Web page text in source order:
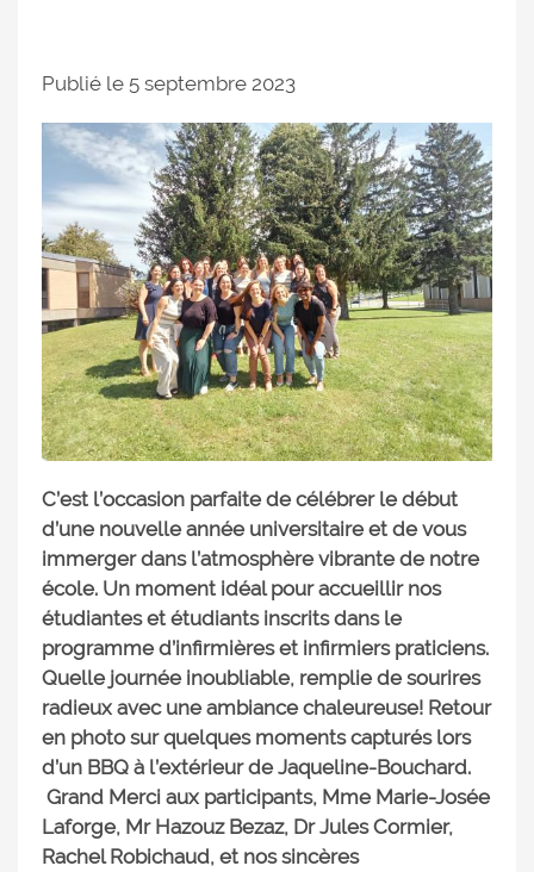
Publié le 5 septembre 2023
C’est l’occasion parfaite de célébrer le début
d’une nouvelle année universitaire et de vous
immerger dans l’atmosphère vibrante de notre
école. Un moment idéal pour accueillir nos
étudiantes et étudiants inscrits dans le
programme d’infirmières et infirmiers praticiens.
Quelle journée inoubliable, remplie de sourires
radieux avec une ambiance chaleureuse! Retour
en photo sur quelques moments capturés lors
d’un BBQ à l’extérieur de Jaqueline-Bouchard.
Grand Merci aux participants, Mme Marie-Josée
Laforge, Mr Hazouz Bezaz, Dr Jules Cormier,
Rachel Robichaud, et nos sincères